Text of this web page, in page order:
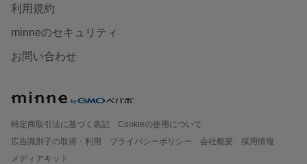
利用規約
minneのセキュリティ
お問い合わせ
特定商取引法に基づく表記
Cookieの使用について
広告識別子の取得・利用
プライバシーポリシー 会社概要
採用情報
メディアキット